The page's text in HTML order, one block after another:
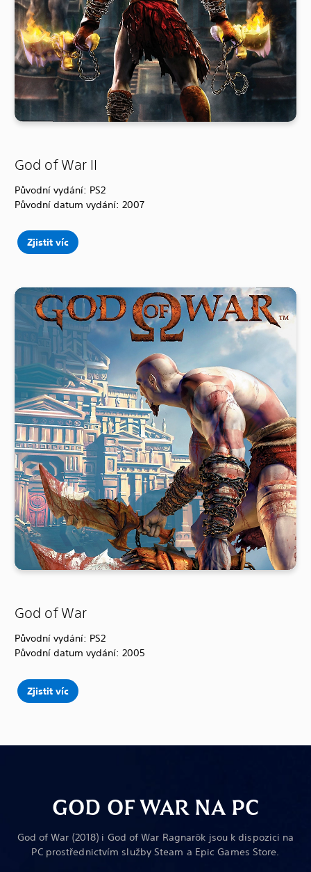
God of War II
Původní vydání: PS2
Původní datum vydání: 2007
Zjistit víc
God of War
Původní vydání: PS2
Původní datum vydání: 2005
Zjistit víc
GOD OF WAR NA PC
God of War (2018) i God of War Ragnarök jsou k dispozici na
PC prostřednictvím služby Steam a Epic Games Store.